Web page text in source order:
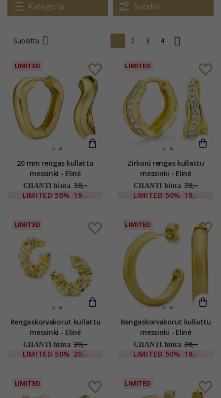
Kategoria Suodin
Suosittu 1 2 3 4
LIMITED
20 mm rengas kullattu
messinki - Eliné
CHANTI hinta 38,-
LIMITED 50% 19,-
LIMITED
Zirkoni rengas kullattu
messinki - Eliné
CHANTI hinta 38,-
LIMITED 50% 19,-
LIMITED
Rengaskorvakorut kullattu
messinki - Eliné
CHANTI hinta 39,-
LIMITED 50% 20,-
LIMITED
Rengaskorvakorut kullattu
messinki - Eliné
CHANTI hinta 36,-
LIMITED 50% 18,-
LIMITED LIMITED